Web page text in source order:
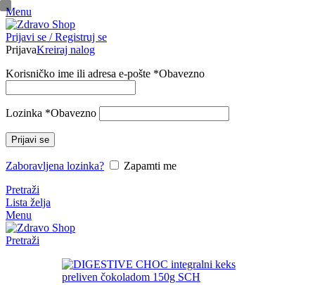
Menu
Prijavi se / Registruj se
PrijavaKreiraj nalog
Korisničko ime ili adresa e-pošte *Obavezno
Lozinka *Obavezno
Prijavi se
Zaboravljena lozinka?
Zapamti me
Pretraži
Lista želja
Menu
Pretraži